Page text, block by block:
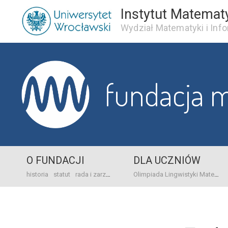
Instytut
Wydział Matematyki i
fundacja
O FUNDACJI
historia statut rada i zarząd dane bankowo-adresowe kontakt
DLA UCZNIÓW
Olimpiada Lingwistyki Matematycznej